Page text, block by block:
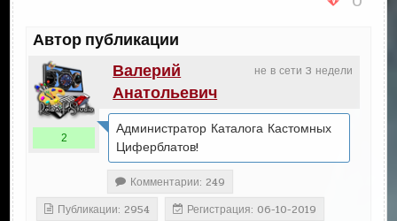
Автор публикации
не в сети 3 недели
Валерий
Анатольевич
2
Администратор Каталога Кастомных
Циферблатов!
Комментарии: 249
Публикации: 2954
Регистрация: 06-10-2019